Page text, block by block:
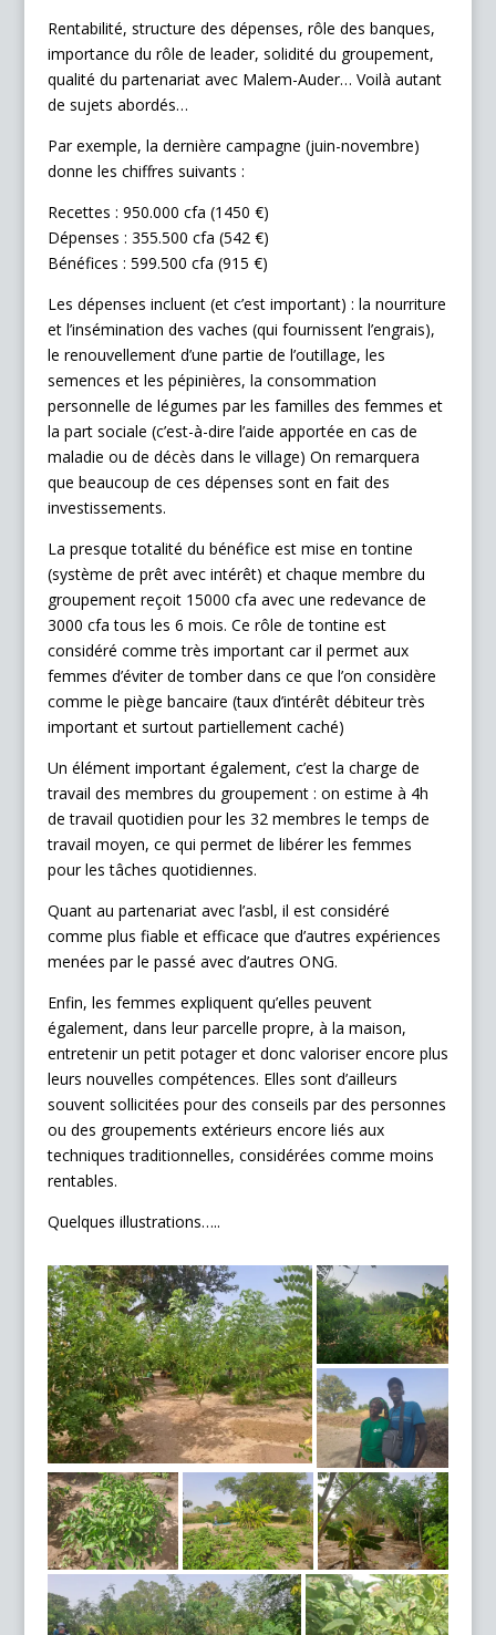
Rentabilité, structure des dépenses, rôle des banques,
importance du rôle de leader, solidité du groupement,
qualité du partenariat avec Malem-Auder… Voilà autant
de sujets abordés…
Par exemple, la dernière campagne (juin-novembre)
donne les chiffres suivants :
Recettes : 950.000 cfa (1450 €)
Dépenses : 355.500 cfa (542 €)
Bénéfices : 599.500 cfa (915 €)
Les dépenses incluent (et c’est important) : la nourriture
et l’insémination des vaches (qui fournissent l’engrais),
le renouvellement d’une partie de l’outillage, les
semences et les pépinières, la consommation
personnelle de légumes par les familles des femmes et
la part sociale (c’est-à-dire l’aide apportée en cas de
maladie ou de décès dans le village) On remarquera
que beaucoup de ces dépenses sont en fait des
investissements.
La presque totalité du bénéfice est mise en tontine
(système de prêt avec intérêt) et chaque membre du
groupement reçoit 15000 cfa avec une redevance de
3000 cfa tous les 6 mois. Ce rôle de tontine est
considéré comme très important car il permet aux
femmes d’éviter de tomber dans ce que l’on considère
comme le piège bancaire (taux d’intérêt débiteur très
important et surtout partiellement caché)
Un élément important également, c’est la charge de
travail des membres du groupement : on estime à 4h
de travail quotidien pour les 32 membres le temps de
travail moyen, ce qui permet de libérer les femmes
pour les tâches quotidiennes.
Quant au partenariat avec l’asbl, il est considéré
comme plus fiable et efficace que d’autres expériences
menées par le passé avec d’autres ONG.
Enfin, les femmes expliquent qu’elles peuvent
également, dans leur parcelle propre, à la maison,
entretenir un petit potager et donc valoriser encore plus
leurs nouvelles compétences. Elles sont d’ailleurs
souvent sollicitées pour des conseils par des personnes
ou des groupements extérieurs encore liés aux
techniques traditionnelles, considérées comme moins
rentables.
Quelques illustrations…..